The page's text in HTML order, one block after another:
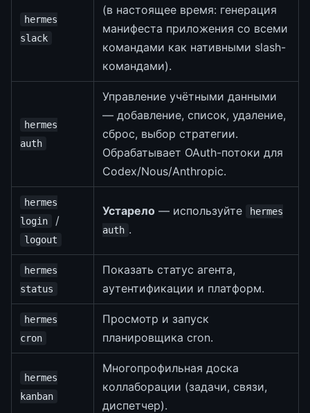
hermes
slack
(в настоящее время: генерация
манифеста приложения со всеми
командами как нативными slash-
командами).
hermes
auth
Управление учётными данными
— добавление, список, удаление,
сброс, выбор стратегии.
Обрабатывает OAuth-потоки для
Codex/Nous/Anthropic.
hermes
login
/
logout
Устарело — используйте
hermes
auth .
hermes
status
Показать статус агента,
аутентификации и платформ.
hermes
cron
Просмотр и запуск
планировщика cron.
hermes
kanban
Многопрофильная доска
коллаборации (задачи, связи,
диспетчер).